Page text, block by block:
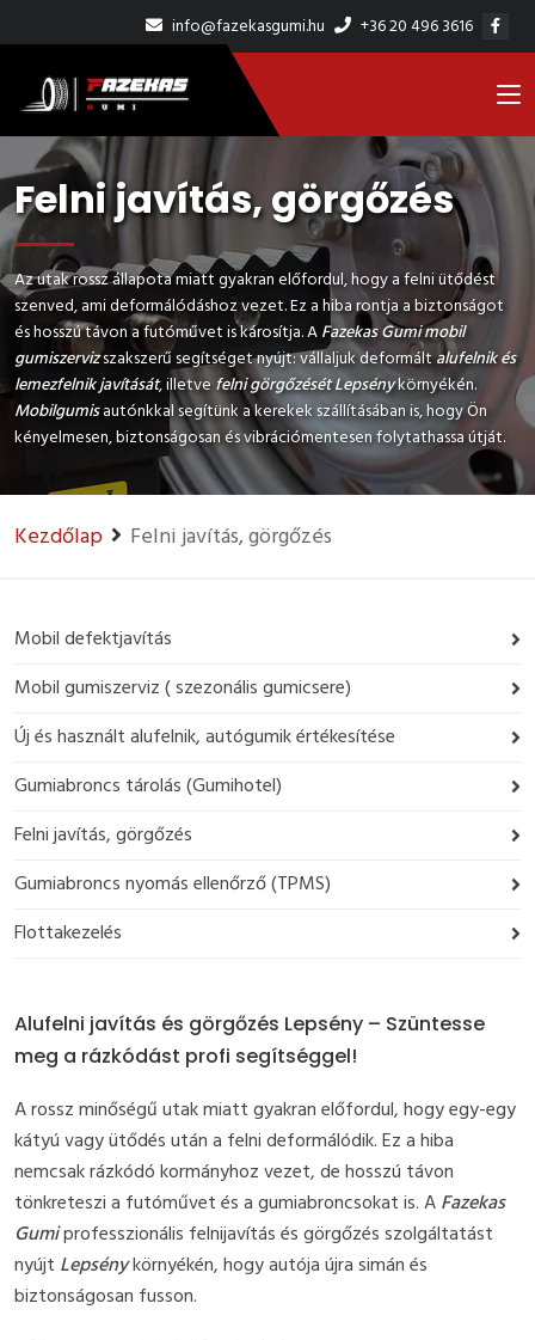
info@fazekasgumi.hu +36 20 496 3616
Felni javítás, görgőzés
Az utak rossz állapota miatt gyakran előfordul, hogy a felni ütődést
szenved, ami deformálódáshoz vezet. Ez a hiba rontja a biztonságot
és hosszú távon a futóművet is károsítja. AFazekas Gumi mobil
gumiszervizszakszerű segítséget nyújt: vállaljuk deformáltalufelnik és
lemezfelnik javítását, illetvefelni görgőzését Lepsénykörnyékén.
Mobilgumisautónkkal segítünk a kerekek szállításában is, hogy Ön
kényelmesen, biztonságosan és vibrációmentesen folytathassa útját.
Kezdőlap Felni javítás, görgőzés
Mobil defektjavítás
Mobil gumiszerviz ( szezonális gumicsere)
Új és használt alufelnik, autógumik értékesítése
Gumiabroncs tárolás (Gumihotel)
Felni javítás, görgőzés
Gumiabroncs nyomás ellenőrző (TPMS)
Flottakezelés
Alufelni javítás és görgőzés Lepsény – Szüntesse
meg a rázkódást profi segítséggel!
A rossz minőségű utak miatt gyakran előfordul, hogy egy-egy
kátyú vagy ütődés után a felni deformálódik. Ez a hiba
nemcsak rázkódó kormányhoz vezet, de hosszú távon
tönkreteszi a futóművet és a gumiabroncsokat is. AFazekas
Gumiprofesszionális felnijavítás és görgőzés szolgáltatást
nyújt Lepsénykörnyékén, hogy autója újra simán és
biztonságosan fusson.